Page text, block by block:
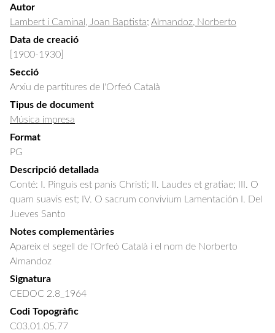
Autor
Lambert i Caminal, Joan Baptista; Almandoz, Norberto
Data de creació
[1900-1930]
Secció
Arxiu de partitures de l'Orfeó Català
Tipus de document
Música impresa
Format
PG
Descripció detallada
Conté: I. Pinguis est panis Christi; II. Laudes et gratiae; III. O
quam suavis est; IV. O sacrum convivium Lamentación I. Del
Jueves Santo
Notes complementàries
Apareix el segell de l'Orfeó Català i el nom de Norberto
Almandoz
Signatura
CEDOC 2.8_1964
Codi Topogràfic
C03.01.05.77